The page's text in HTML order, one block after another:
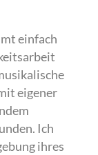
einfach
eigener
Ich
ihres